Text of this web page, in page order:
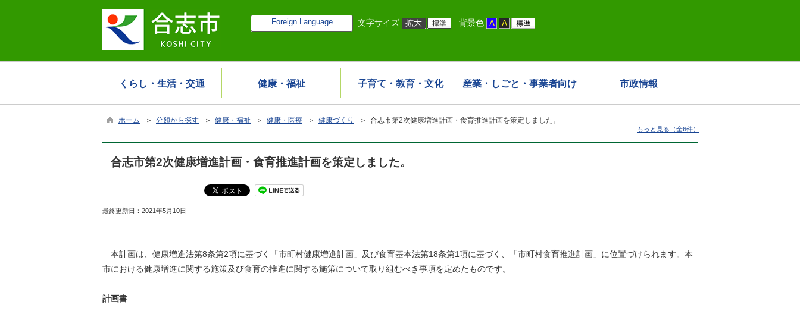
Foreign Language 文字サイズ 背景色
くらし・生活・交通 健康・福祉 子育て・教育・文化 産業・しごと・事業者向け 市政情報
ホーム ＞ 分類から探す ＞ 健康・福祉 ＞ 健康・医療 ＞ 健康づくり ＞ 合志市第2次健康増進計画・食育推進計画を策定しました。
もっと見る（全6件）
合志市第2次健康増進計画・食育推進計画を策定しました。
最終更新日： 2021年5月10日
本計画は、健康増進法第8条第2項に基づく「市町村健康増進計画」及び食育基本法第18条第1項に基づく、「市町村食育推進計画」に位置づけられます。本
市における健康増進に関する施策及び食育の推進に関する施策について取り組むべき事項を定めたものです。
計画書